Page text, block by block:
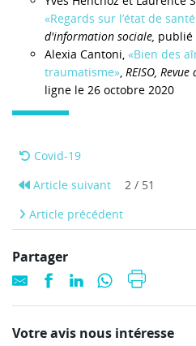
«Regards sur l’état de
d'information sociale, publié
Alexia Cantoni, «Bien des
traumatisme», REISO,
ligne le 26 octobre 2020
Covid-19
Article suivant
2 / 51
Article précédent
Partager
Votre avis nous intéresse